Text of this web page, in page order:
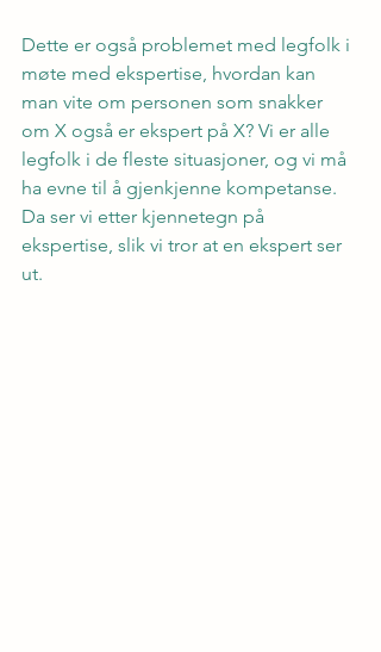
Dette er også problemet med legfolk i
møte med ekspertise, hvordan kan
man vite om personen som snakker
om X også er ekspert på X? Vi er alle
legfolk i de fleste situasjoner, og vi må
ha evne til å gjenkjenne kompetanse.
Da ser vi etter kjennetegn på
ekspertise, slik vi tror at en ekspert ser
ut.